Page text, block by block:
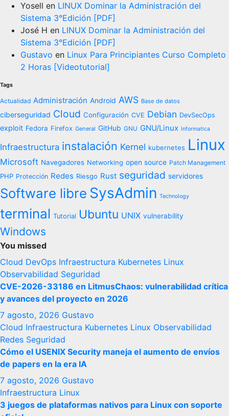
Yosell en LINUX Dominar la Administración del
Sistema 3°Edición [PDF]
José H en LINUX Dominar la Administración del
Sistema 3°Edición [PDF]
Gustavo en Linux Para Principiantes Curso Completo
2 Horas [Videotutorial]
Tags
Actualidad Administración Android AWS Base de datos
ciberseguridad Cloud Configuración CVE Debian DevSecOps
exploit Fedora Firefox General GitHub GNU GNU/Linux Informatica
Infraestructura instalación Kernel kubernetes Linux
Microsoft Navegadores Networking open source Patch Management
PHP Protección Redes Riesgo Rust seguridad servidores
Software libre SysAdmin Technology
terminal Tutorial Ubuntu UNIX vulnerability
Windows
You missed
Cloud DevOps Infraestructura Kubernetes Linux
Observabilidad Seguridad
CVE-2026-33186 en LitmusChaos: vulnerabilidad crítica
y avances del proyecto en 2026
7 agosto, 2026 Gustavo
Cloud Infraestructura Kubernetes Linux Observabilidad
Redes Seguridad
Cómo el USENIX Security maneja el aumento de envíos
de papers en la era IA
7 agosto, 2026 Gustavo
Infraestructura Linux
3 juegos de plataformas nativos para Linux con soporte